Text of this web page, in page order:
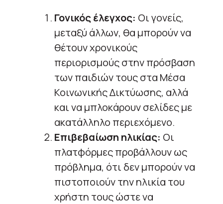
Γονικός έλεγχος: Οι γονείς,
μεταξύ άλλων, θα μπορούν να
θέτουν χρονικούς
περιορισμούς στην πρόσβαση
των παιδιών τους στα Μέσα
Κοινωνικής Δικτύωσης, αλλά
και να μπλοκάρουν σελίδες με
ακατάλληλο περιεχόμενο.
Επιβεβαίωση ηλικίας: Οι
πλατφόρμες προβάλλουν ως
πρόβλημα, ότι δεν μπορούν να
πιστοποιούν την ηλικία του
χρήστη τους ώστε να